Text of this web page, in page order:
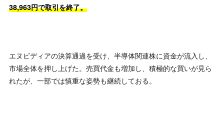
38,963円で取引を終了。
エヌビディアの決算通過を受け、半導体関連株に資金が流入し、
市場全体を押し上げた。売買代金も増加し、積極的な買いが見ら
れたが、一部では慎重な姿勢も継続しておる。